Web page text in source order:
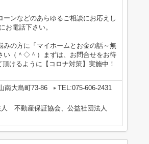
ーンなどのあらゆるご相談にお応えし
お電話下さい。
の方に「マイホームとお金の話～無
い（＾◇＾）まずは、お問合せをお待
けるように【コロナ対策】実施中！
南大島町73-86
TEL:075-606-2431
不動産保証協会、公益社団法人